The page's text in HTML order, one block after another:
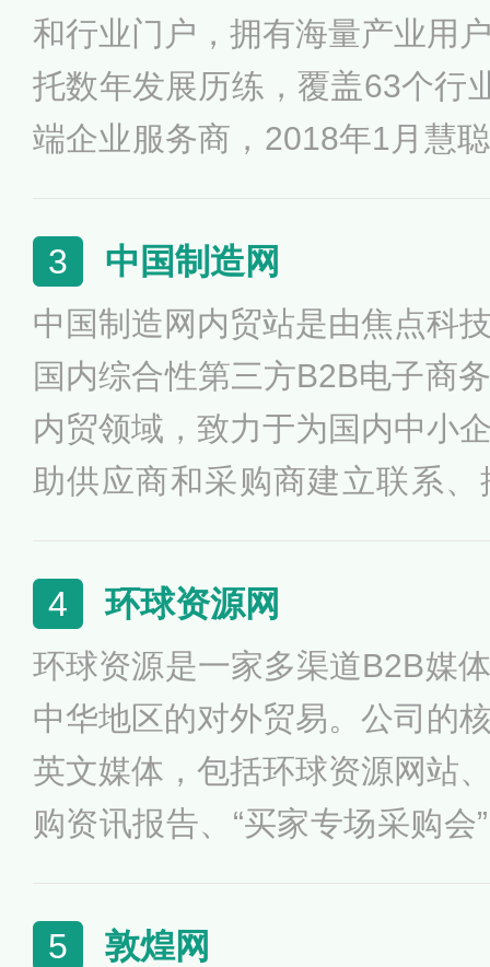
和行业门户，拥有海量产业用
托数年发展历练，覆盖63个行
端企业服务商，2018年1月慧
平台与企业服务三大事业群
道，建立起了完整的产业互联
3 中国制造网
中国制造网内贸站是由焦点科
国内综合性第三方B2B电子商
内贸领域，致力于为国内中小
助供应商和采购商建立联系
示、搜索、对比、询价等全流
认证、广告推广等高级服务。
4 环球资源网
环球资源是一家多渠道B2B媒
中华地区的对外贸易。公司的
英文媒体，包括环球资源网站
购资讯报告、“买家专场采购
30年，是大中华地区双边贸易
5 敦煌网